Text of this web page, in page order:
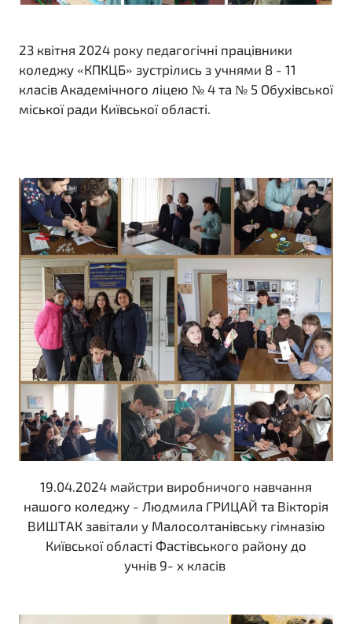
23 квітня 2024 року педагогічні працівники
коледжу «КПКЦБ» зустрілись з учнями 8 - 11
класів Академічного ліцею № 4 та № 5 Обухівської
міської ради Київської області.
19.04.2024 майстри виробничого навчання
нашого коледжу - Людмила ГРИЦАЙ та Вікторія
ВИШТАК завітали у Малосолтанівську гімназію
Київської області Фастівського району до
учнів 9- х класів